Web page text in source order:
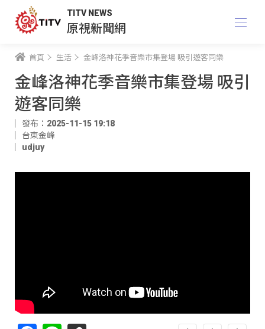
TITV NEWS
原視新聞網
首頁 生活 金峰洛神花季音樂市集登場 吸引遊客同樂
金峰洛神花季音樂市集登場 吸引
遊客同樂
發布：2025-11-15 19:18
台東金峰
udjuy